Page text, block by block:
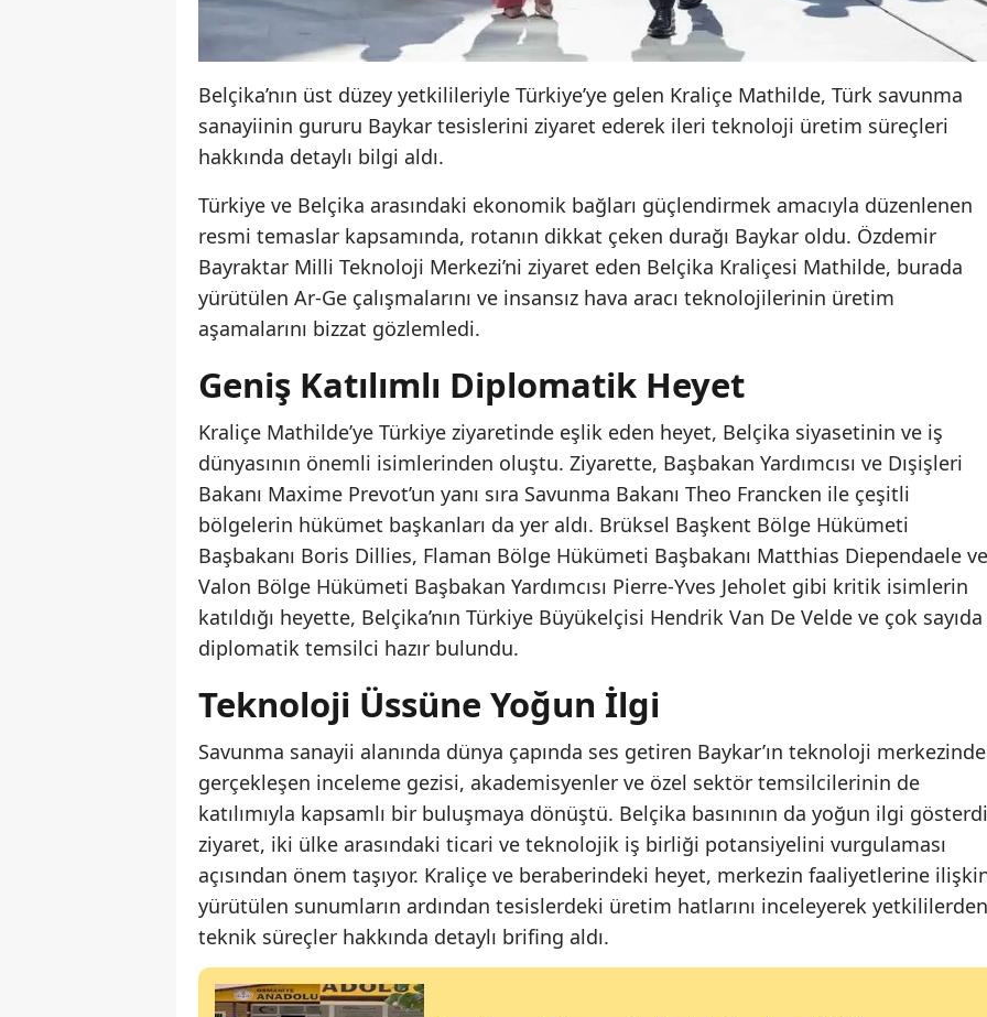
Belçika’nın üst düzey yetkilileriyle Türkiye’ye gelen Kraliçe Mathilde, Türk savunma
sanayiinin gururu Baykar tesislerini ziyaret ederek ileri teknoloji üretim süreçleri
hakkında detaylı bilgi aldı.
Türkiye ve Belçika arasındaki ekonomik bağları güçlendirmek amacıyla düzenlenen
resmi temaslar kapsamında, rotanın dikkat çeken durağı Baykar oldu. Özdemir
Bayraktar Milli Teknoloji Merkezi’ni ziyaret eden Belçika Kraliçesi Mathilde, burada
yürütülen Ar-Ge çalışmalarını ve insansız hava aracı teknolojilerinin üretim
aşamalarını bizzat gözlemledi.
Geniş Katılımlı Diplomatik Heyet
Kraliçe Mathilde’ye Türkiye ziyaretinde eşlik eden heyet, Belçika siyasetinin ve iş
dünyasının önemli isimlerinden oluştu. Ziyarette, Başbakan Yardımcısı ve Dışişleri
Bakanı Maxime Prevot’un yanı sıra Savunma Bakanı Theo Francken ile çeşitli
bölgelerin hükümet başkanları da yer aldı. Brüksel Başkent Bölge Hükümeti
Başbakanı Boris Dillies, Flaman Bölge Hükümeti Başbakanı Matthias Diependaele ve
Valon Bölge Hükümeti Başbakan Yardımcısı Pierre-Yves Jeholet gibi kritik isimlerin
katıldığı heyette, Belçika’nın Türkiye Büyükelçisi Hendrik Van De Velde ve çok sayıda
diplomatik temsilci hazır bulundu.
Teknoloji Üssüne Yoğun İlgi
Savunma sanayii alanında dünya çapında ses getiren Baykar’ın teknoloji merkezinde
gerçekleşen inceleme gezisi, akademisyenler ve özel sektör temsilcilerinin de
katılımıyla kapsamlı bir buluşmaya dönüştü. Belçika basınının da yoğun ilgi
ziyaret, iki ülke arasındaki ticari ve teknolojik iş birliği potansiyelini vurgulaması
açısından önem taşıyor. Kraliçe ve beraberindeki heyet, merkezin faaliyetlerine
yürütülen sunumların ardından tesislerdeki üretim hatlarını inceleyerek yetkililerden
teknik süreçler hakkında detaylı brifing aldı.